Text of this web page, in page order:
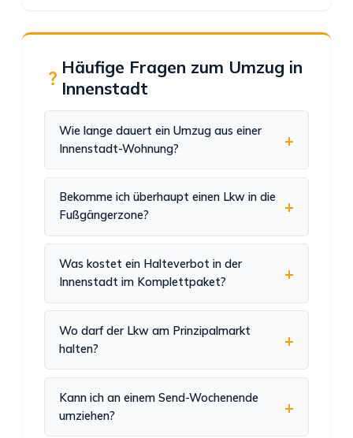
Häufige Fragen zum Umzug in
Innenstadt
Wie lange dauert ein Umzug aus einer
Innenstadt-Wohnung?
Bekomme ich überhaupt einen Lkw in die
Fußgängerzone?
Was kostet ein Halteverbot in der
Innenstadt im Komplettpaket?
Wo darf der Lkw am Prinzipalmarkt
halten?
Kann ich an einem Send-Wochenende
umziehen?